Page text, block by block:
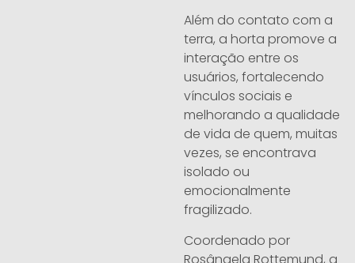
Além do contato com a
terra, a horta promove a
interação entre os
usuários, fortalecendo
vínculos sociais e
melhorando a qualidade
de vida de quem, muitas
vezes, se encontrava
isolado ou
emocionalmente
fragilizado.
Coordenado por
Rosângela Rottemund, a